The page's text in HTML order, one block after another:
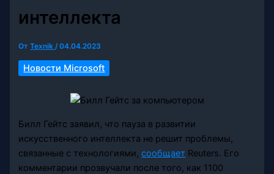
интеллекта
ОтTexnik/04.04.2023
Новости Microsoft
Билл Гейтс заявил, что пауза в развитии
искусственного интеллекта не решит проблемы,
связанные с технологиями,сообщает Reuters. Его
комментарии прозвучали после того, как 1100